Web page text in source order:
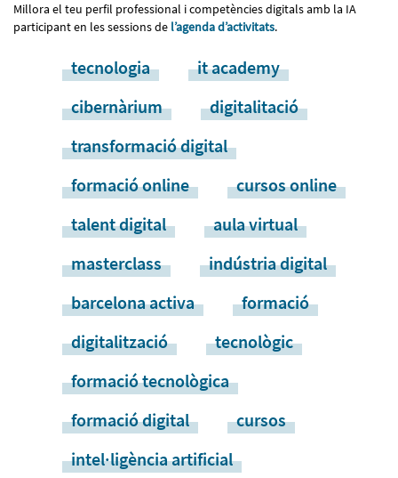
Millora el teu perfil professional i competències digitals amb la IA
participant en les sessions de l’agenda d’activitats.
tecnologia
it academy
cibernàrium
digitalitació
transformació digital
formació online
cursos online
talent digital
aula virtual
masterclass
indústria digital
barcelona activa
formació
digitalització
tecnològic
formació tecnològica
formació digital
cursos
intel·ligència artificial